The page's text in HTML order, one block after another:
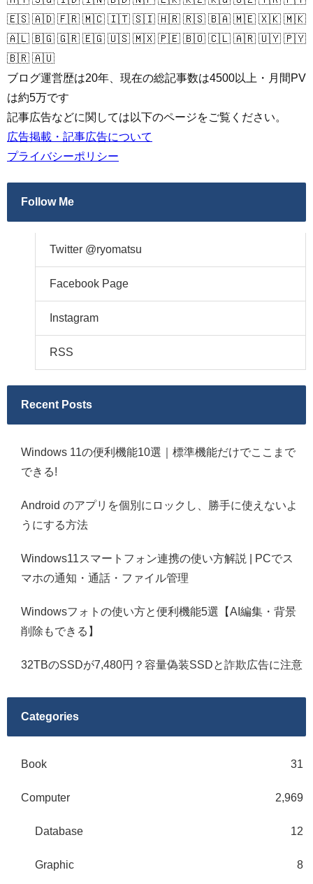
🇪🇸 🇦🇩 🇫🇷 🇲🇨 🇮🇹 🇸🇮 🇭🇷 🇷🇸 🇧🇦 🇲🇪 🇽🇰 🇲🇰
🇦🇱 🇧🇬 🇬🇷 🇪🇬 🇺🇸 🇲🇽 🇵🇪 🇧🇴 🇨🇱 🇦🇷 🇺🇾 🇵🇾
🇧🇷 🇦🇺
ブログ運営歴は20年、現在の総記事数は4500以上・月間PV
は約5万です
記事広告などに関しては以下のページをご覧ください。
広告掲載・記事広告について
プライバシーポリシー
Follow Me
Twitter @ryomatsu
Facebook Page
Instagram
RSS
Recent Posts
Windows 11の便利機能10選｜標準機能だけでここまで
できる!
Android のアプリを個別にロックし、勝手に使えないよ
うにする方法
Windows11スマートフォン連携の使い方解説 | PCでス
マホの通知・通話・ファイル管理
Windowsフォトの使い方と便利機能5選【AI編集・背景
削除もできる】
32TBのSSDが7,480円？容量偽装SSDと詐欺広告に注意
Categories
Book 31
Computer 2,969
Database 12
Graphic 8